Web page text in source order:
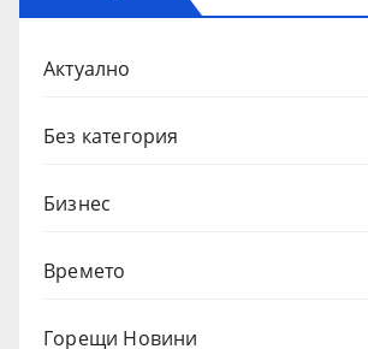
Актуално
Без категория
Бизнес
Времето
Горещи Новини